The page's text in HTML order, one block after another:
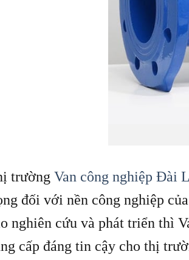
trường Van công nghiệp Đài
đối với nền công nghiệp
nghiên cứu và phát triển thì
cấp đáng tin cậy cho thị